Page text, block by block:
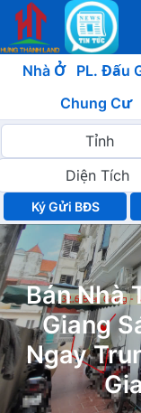
Nhà Ở PL. Đấu
Chung Cư
Ký Gửi BĐS
Bán Nhà
Giang
Ngay